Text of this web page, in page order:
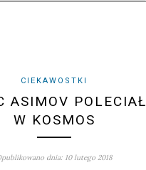
CIEKAWOSTKI
ASIMOV POLECIAŁ
W KOSMOS
dnia: 10 lutego 2018